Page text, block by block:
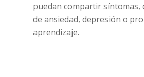
puedan compartir
de ansiedad, depresión o
aprendizaje.